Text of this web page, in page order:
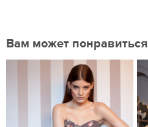
Вам может понравиться